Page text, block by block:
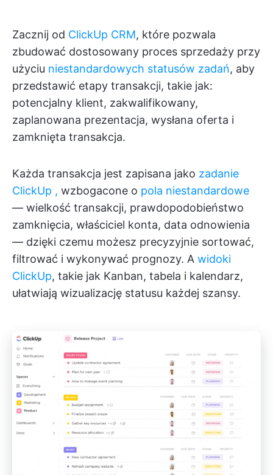
Zacznij od ClickUp CRM, które pozwala
zbudować dostosowany proces sprzedaży przy
użyciu niestandardowych statusów zadań, aby
przedstawić etapy transakcji, takie jak:
potencjalny klient, zakwalifikowany,
zaplanowana prezentacja, wysłana oferta i
zamknięta transakcja.
Każda transakcja jest zapisana jako zadanie
ClickUp , wzbogacone o pola niestandardowe
— wielkość transakcji, prawdopodobieństwo
zamknięcia, właściciel konta, data odnowienia
— dzięki czemu możesz precyzyjnie sortować,
filtrować i wykonywać prognozy. A widoki
ClickUp, takie jak Kanban, tabela i kalendarz,
ułatwiają wizualizację statusu każdej szansy.